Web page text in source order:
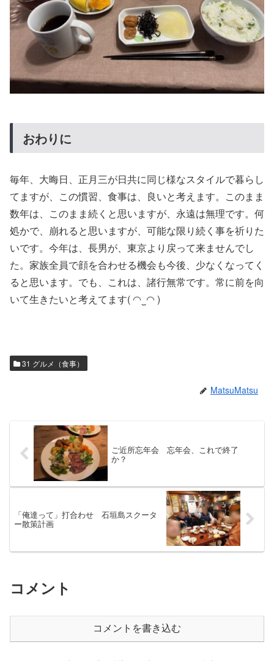
おわりに
毎年、大晦日、正月三が日共に同じ様なスタイルで暮らし
てますが、この慣習、食事は、良いと考えます。このまま
数年は、このまま続くと思いますが、永遠は無理です。何
処かで、崩れると思いますが、可能な限り続く事を祈りた
いです。今年は、長男が、東京より戻って来ませんでし
た。家族全員で顔を合わせる機会も今後、少なくなってく
ると思います。でも、これは、諸行無常です。常に前を向
いて生きたいと考えてます( ◠‿◠ )
31 グルメ（食事）
MatsuMatsu
ご近所忘年会 忘年会、これで終了
か？
「俺達って」打合わせ 石垣島スクータ
ー散策計画
コメント
コメントを書き込む